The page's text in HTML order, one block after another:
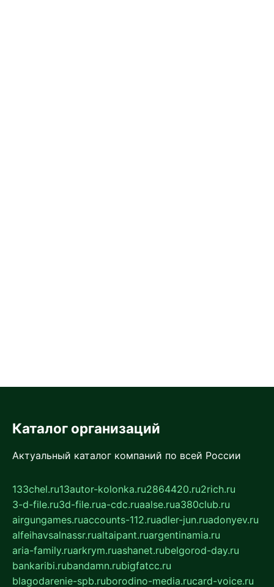
Каталог организаций
Актуальный каталог компаний по всей России
133chel.ru13autor-kolonka.ru2864420.ru2rich.ru
3-d-file.ru3d-file.rua-cdc.ruaalse.rua380club.ru
airgungames.ruaccounts-112.ruadler-jun.ruadonyev.ru
alfeihavsalnassr.rualtaipant.ruargentinamia.ru
aria-family.ruarkrym.ruashanet.rubelgorod-day.ru
bankaribi.rubandamn.rubigfatcc.ru
blagodarenie-spb.ruborodino-media.rucard-voice.ru